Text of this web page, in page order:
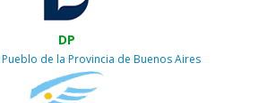
DP
de la Provincia de Buenos Aires